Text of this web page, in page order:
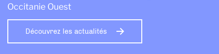
Occitanie Ouest
Découvrez les actualités